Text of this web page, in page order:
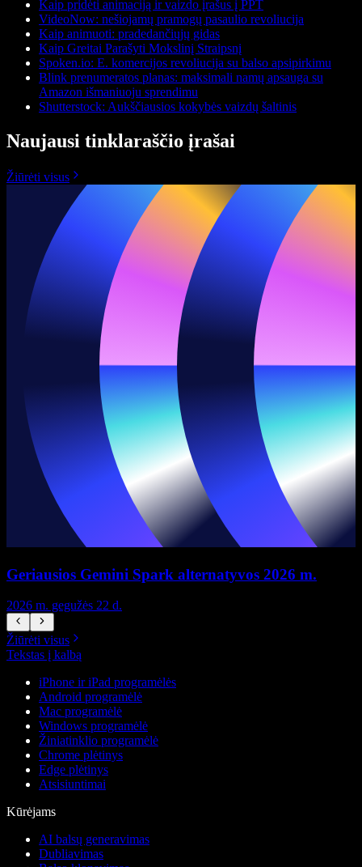
Kaip pridėti animaciją ir vaizdo įrašus į PPT
VideoNow: nešiojamų pramogų pasaulio revoliucija
Kaip animuoti: pradedančiųjų gidas
Kaip Greitai Parašyti Mokslinį Straipsnį
Spoken.io: E. komercijos revoliucija su balso apsipirkimu
Blink prenumeratos planas: maksimali namų apsauga su
Amazon išmaniuoju sprendimu
Shutterstock: Aukščiausios kokybės vaizdų šaltinis
Naujausi tinklaraščio įrašai
Žiūrėti visus
Geriausios Gemini Spark alternatyvos 2026 m.
2026 m. gegužės 22 d.
Žiūrėti visus
Tekstas į kalbą
iPhone ir iPad programėlės
Android programėlė
Mac programėlė
Windows programėlė
Žiniatinklio programėlė
Chrome plėtinys
Edge plėtinys
Atsisiuntimai
Kūrėjams
AI balsų generavimas
Dubliavimas